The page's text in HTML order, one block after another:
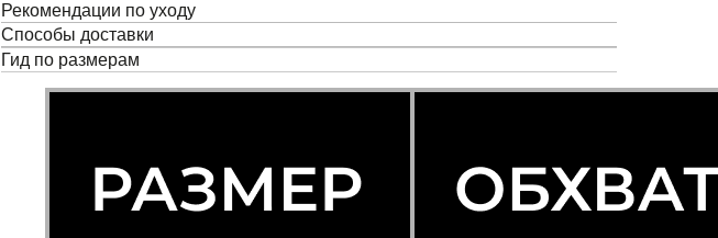
Рекомендации по уходу
Способы доставки
Гид по размерам